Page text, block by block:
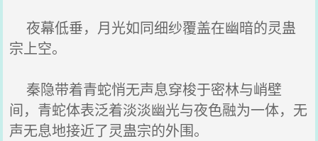
夜幕低垂，月光如同细纱覆盖在幽暗的灵蛊
宗上空。
秦隐带着青蛇悄无声息穿梭于密林与峭壁
间，青蛇体表泛着淡淡幽光与夜色融为一体，无
声无息地接近了灵蛊宗的外围。